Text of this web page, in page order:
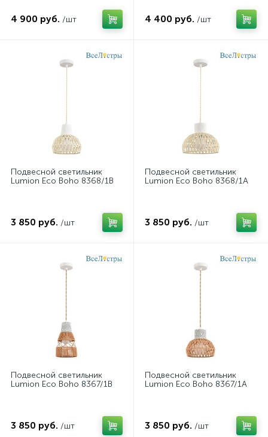
4 900 руб. /шт 4 400 руб. /шт
Подвесной светильник
Lumion Eco Boho 8368/1B
3 850 руб. /шт
Подвесной светильник
Lumion Eco Boho 8368/1A
3 850 руб. /шт
Подвесной светильник
Lumion Eco Boho 8367/1B
3 850 руб. /шт
Подвесной светильник
Lumion Eco Boho 8367/1A
3 850 руб. /шт